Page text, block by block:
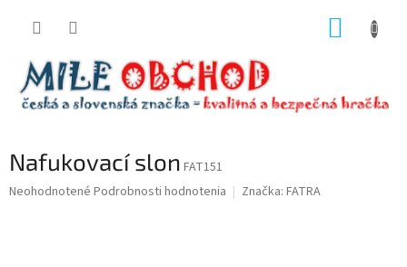
Nafukovací slon FAT151
Priemerné
Neohodnotené Podrobnosti hodnotenia Značka: FATRA